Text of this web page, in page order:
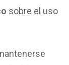
sobre el uso